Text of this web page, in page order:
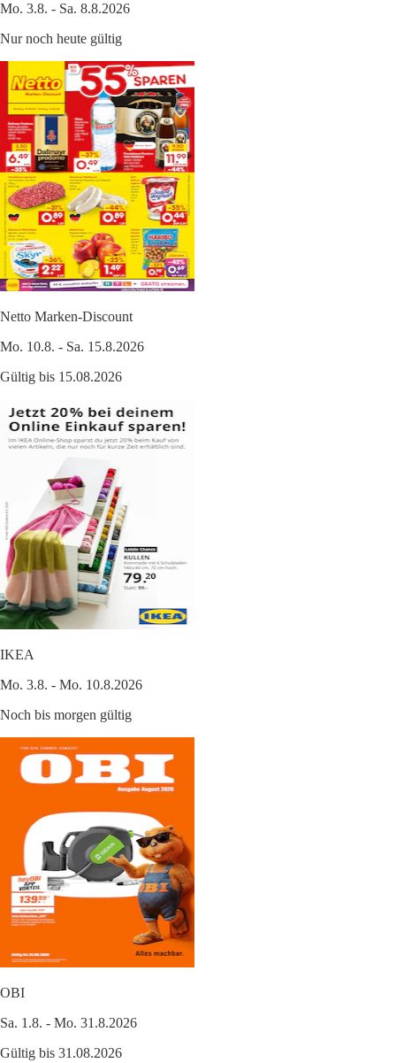
Mo. 3.8. - Sa. 8.8.2026
Nur noch heute gültig
Netto Marken-Discount
Mo. 10.8. - Sa. 15.8.2026
Gültig bis 15.08.2026
IKEA
Mo. 3.8. - Mo. 10.8.2026
Noch bis morgen gültig
OBI
Sa. 1.8. - Mo. 31.8.2026
Gültig bis 31.08.2026